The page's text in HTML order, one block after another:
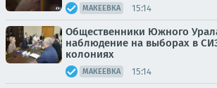
МАКЕЕВКА 15:14
Общественники Южного
наблюдение на выборах в
колониях
МАКЕЕВКА 15:14